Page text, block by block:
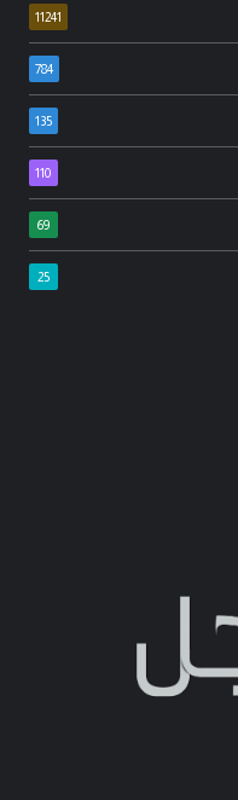
11241
784
135
110
69
25